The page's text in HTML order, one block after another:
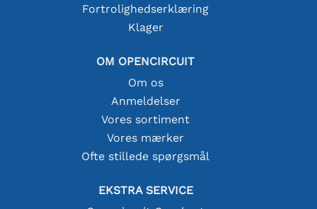
Fortrolighedserklæring
Klager
OM OPENCIRCUIT
Om os
Anmeldelser
Vores sortiment
Vores mærker
Ofte stillede spørgsmål
EKSTRA SERVICE